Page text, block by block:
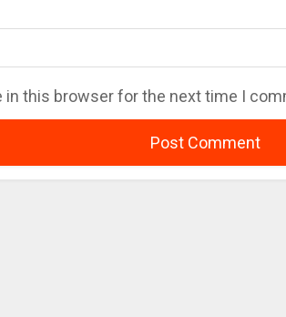
in this browser for the next time I